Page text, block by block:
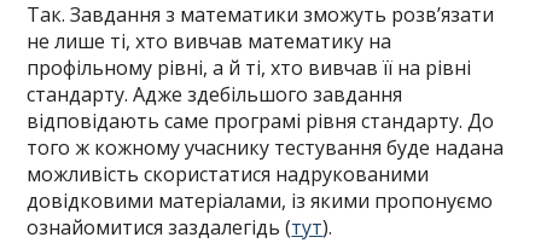
Так. Завдання з математики зможуть розв’язати
не лише ті, хто вивчав математику на
профільному рівні, а й ті, хто вивчав її на рівні
стандарту. Адже здебільшого завдання
відповідають саме програмі рівня стандарту. До
того ж кожному учаснику тестування буде надана
можливість скористатися надрукованими
довідковими матеріалами, із якими пропонуємо
ознайомитися заздалегідь (тут).